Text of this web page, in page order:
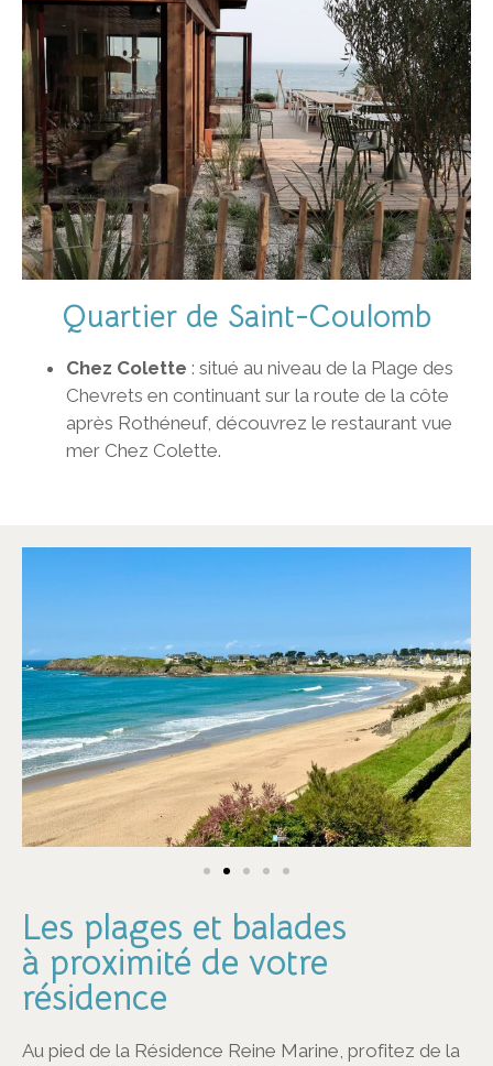
Quartier de Saint-Coulomb
Chez Colette : situé au niveau de la Plage des
Chevrets en continuant sur la route de la côte
après Rothéneuf, découvrez le restaurant vue
mer Chez Colette.
Les plages et balades
à proximité de votre
résidence
Au pied de la Résidence Reine Marine, profitez de la